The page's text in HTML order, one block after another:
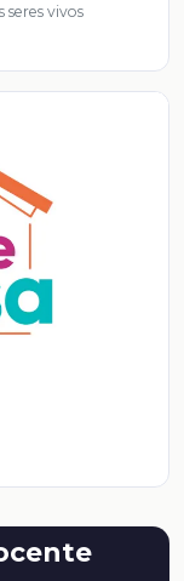
seres vivos